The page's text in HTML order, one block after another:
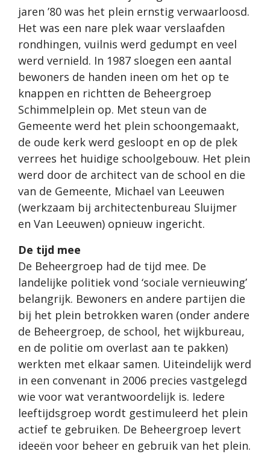
jaren ’80 was het plein ernstig verwaarloosd.
Het was een nare plek waar verslaafden
rondhingen, vuilnis werd gedumpt en veel
werd vernield. In 1987 sloegen een aantal
bewoners de handen ineen om het op te
knappen en richtten de Beheergroep
Schimmelplein op. Met steun van de
Gemeente werd het plein schoongemaakt,
de oude kerk werd gesloopt en op de plek
verrees het huidige schoolgebouw. Het plein
werd door de architect van de school en die
van de Gemeente, Michael van Leeuwen
(werkzaam bij architectenbureau Sluijmer
en Van Leeuwen) opnieuw ingericht.
De tijd mee
De Beheergroep had de tijd mee. De
landelijke politiek vond ‘sociale vernieuwing’
belangrijk. Bewoners en andere partijen die
bij het plein betrokken waren (onder andere
de Beheergroep, de school, het wijkbureau,
en de politie om overlast aan te pakken)
werkten met elkaar samen. Uiteindelijk werd
in een convenant in 2006 precies vastgelegd
wie voor wat verantwoordelijk is. Iedere
leeftijdsgroep wordt gestimuleerd het plein
actief te gebruiken. De Beheergroep levert
ideeën voor beheer en gebruik van het plein.